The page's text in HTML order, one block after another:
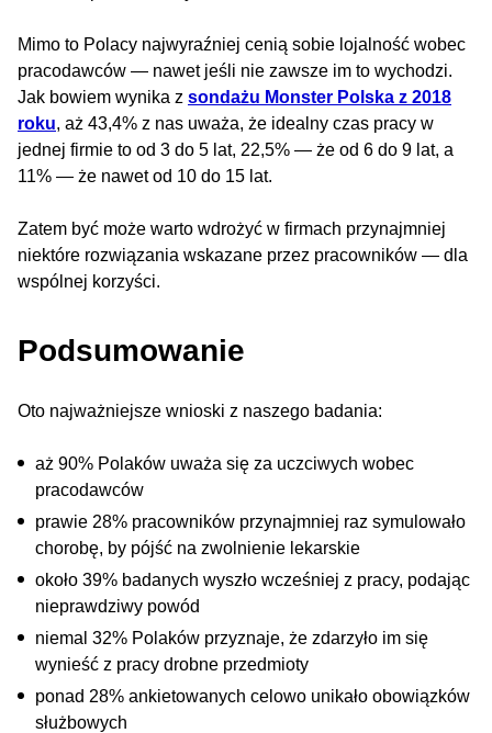
Mimo to Polacy najwyraźniej cenią sobie lojalność wobec
pracodawców — nawet jeśli nie zawsze im to wychodzi.
Jak bowiem wynika z sondażu Monster Polska z 2018
roku, aż 43,4% z nas uważa, że idealny czas pracy w
jednej firmie to od 3 do 5 lat, 22,5% — że od 6 do 9 lat, a
11% — że nawet od 10 do 15 lat.
Zatem być może warto wdrożyć w firmach przynajmniej
niektóre rozwiązania wskazane przez pracowników — dla
wspólnej korzyści.
Podsumowanie
Oto najważniejsze wnioski z naszego badania:
aż 90% Polaków uważa się za uczciwych wobec
pracodawców
prawie 28% pracowników przynajmniej raz symulowało
chorobę, by pójść na zwolnienie lekarskie
około 39% badanych wyszło wcześniej z pracy, podając
nieprawdziwy powód
niemal 32% Polaków przyznaje, że zdarzyło im się
wynieść z pracy drobne przedmioty
ponad 28% ankietowanych celowo unikało obowiązków
służbowych